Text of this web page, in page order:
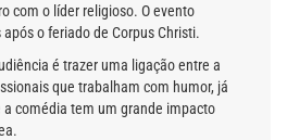
com o líder religioso. O evento
o feriado de Corpus Christi.
é trazer uma ligação entre a
que trabalham com humor, já
comédia tem um grande impacto